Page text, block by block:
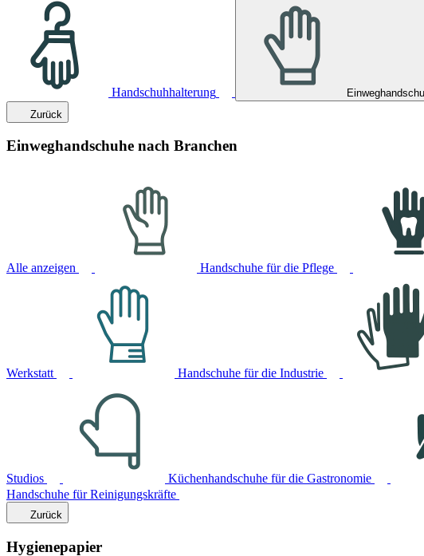
Handschuhhalterung
Zurück
Einweghandschuhe nach Branchen
Alle anzeigen Handschuhe für die Pflege
Werkstatt Handschuhe für die Industrie
Studios Küchenhandschuhe für die Gastronomie
Handschuhe für Reinigungskräfte
Zurück
Hygienepapier